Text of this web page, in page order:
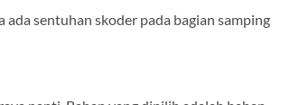
sentuhan skoder pada bagian samping